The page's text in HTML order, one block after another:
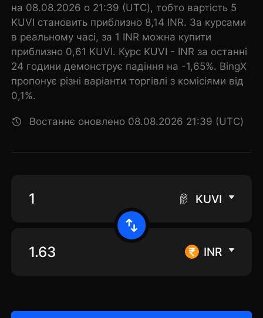
на 08.08.2026 о 21:39 (UTC), тобто вартість 5
KUVI становить приблизно 8,14 INR. За курсами
в реальному часі, за 1 INR можна купити
приблизно 0,61 KUVI. Курс KUVI - INR за останні
24 години демонструє падіння на -1,65%. BingX
пропонує різні варіанти торгівлі з комісіями від
0,1%.
Востаннє оновлено 08.08.2026 21:39 (UTC)
KUVI
INR